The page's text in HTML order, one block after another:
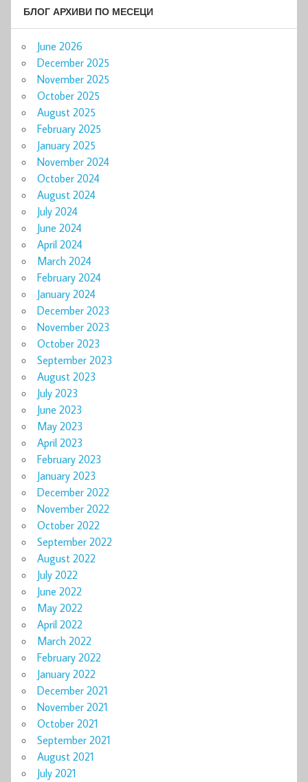
БЛОГ АРХИВИ ПО МЕСЕЦИ
June 2026
December 2025
November 2025
October 2025
August 2025
February 2025
January 2025
November 2024
October 2024
August 2024
July 2024
June 2024
April 2024
March 2024
February 2024
January 2024
December 2023
November 2023
October 2023
September 2023
August 2023
July 2023
June 2023
May 2023
April 2023
February 2023
January 2023
December 2022
November 2022
October 2022
September 2022
August 2022
July 2022
June 2022
May 2022
April 2022
March 2022
February 2022
January 2022
December 2021
November 2021
October 2021
September 2021
August 2021
July 2021